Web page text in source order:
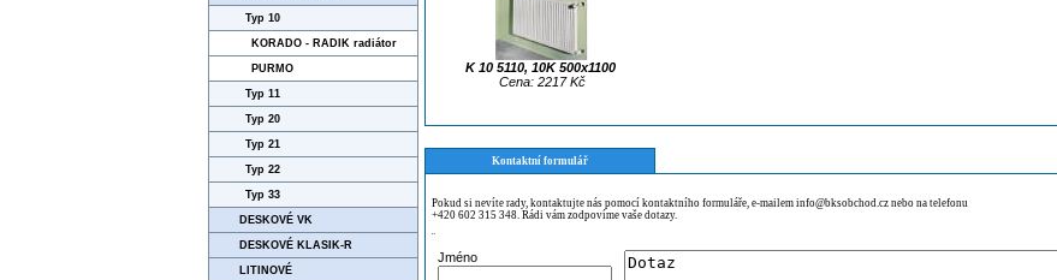
Typ 10
KORADO - RADIK radiátor
PURMO
Typ 11
Typ 20
Typ 21
Typ 22
Typ 33
DESKOVÉ VK
DESKOVÉ KLASIK-R
LITINOVÉ
K 10 5110, 10K 500x1100
Cena: 2217 Kč
Kontaktní formulář
Pokud si nevíte rady, kontaktujte nás pomocí kontaktního formuláře, e-mailem info@bksobchod.cz nebo na telefonu
+420 602 315 348. Rádi vám zodpovíme vaše dotazy.
¨
Jméno